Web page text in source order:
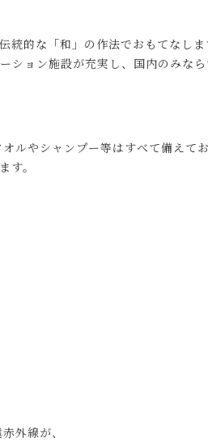
統的な「和」の作法でおもてなしま
ション施設が充実し、国内のみな
ルやシャンプー等はすべて備えてお
。
外線が、